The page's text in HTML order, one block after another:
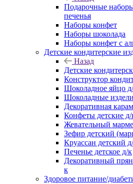
Подарочные
печенья
Наборы конфет
Наборы шоколада
Наборы конфет с
Детские кондитерские
Назад
Детские
Конструктор
Шоколадное яйцо
Шоколадные
Декоративная
Конфеты детские д/
Жевательный
Зефир детский
Круассан детский
Печенье детское д/к
Декоративный
к
Здоровое питание/